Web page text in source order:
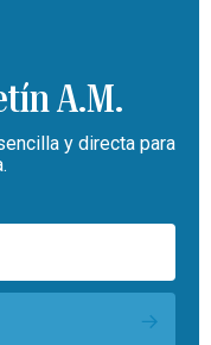
A.M.
y directa para